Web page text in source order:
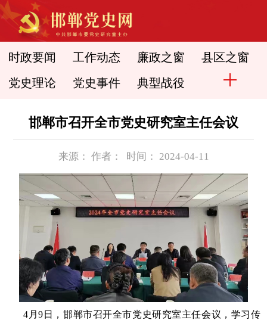
时政要闻 工作动态 廉政之窗 县区之窗
党史理论 党史事件 典型战役
邯郸市召开全市党史研究室主任会议
来源： 作者： 时间： 2024-04-11
4月9日，邯郸市召开全市党史研究室主任会议，学习传